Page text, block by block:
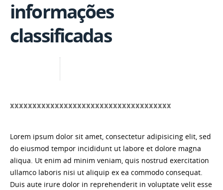
informações
classificadas
xxxxxxxxxxxxxxxxxxxxxxxxxxxxxxxxxxxx
Lorem ipsum dolor sit amet, consectetur adipisicing elit, sed
do eiusmod tempor incididunt ut labore et dolore magna
aliqua. Ut enim ad minim veniam, quis nostrud exercitation
ullamco laboris nisi ut aliquip ex ea commodo consequat.
Duis aute irure dolor in reprehenderit in voluptate velit esse